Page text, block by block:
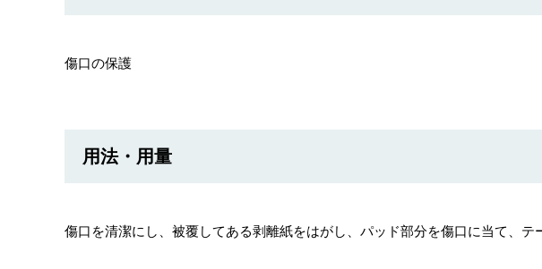
傷口の保護
用法・用量
傷口を清潔にし、被覆してある剥離紙をはがし、パッド部分を傷口に当て、テ